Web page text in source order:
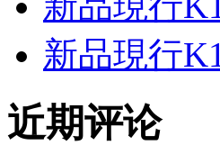
新品現行
近期评论